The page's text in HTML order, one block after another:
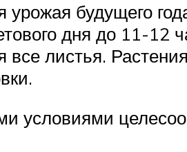
будущего
дня до 11-12
все листья.
условиями